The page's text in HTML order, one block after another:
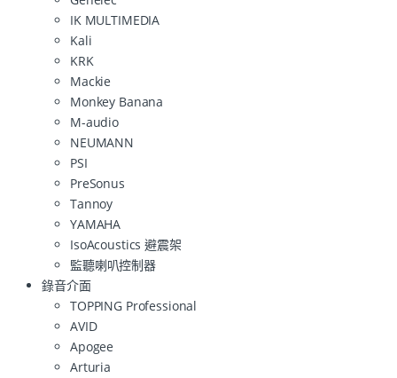
IK MULTIMEDIA
Kali
KRK
Mackie
Monkey Banana
M-audio
NEUMANN
PSI
PreSonus
Tannoy
YAMAHA
IsoAcoustics 避震架
監聽喇叭控制器
錄音介面
TOPPING Professional
AVID
Apogee
Arturia